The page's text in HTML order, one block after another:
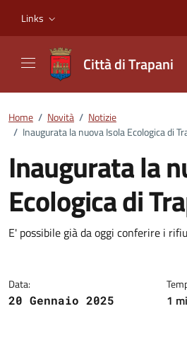
Links
Città di Trapani
Home / Novità / Notizie
/ Inaugurata la nuova Isola Ecologica di
Inaugurata la
Ecologica di
Dettagli della
E' possibile già da oggi conferire i
Data:
20 Gennaio 2025
1